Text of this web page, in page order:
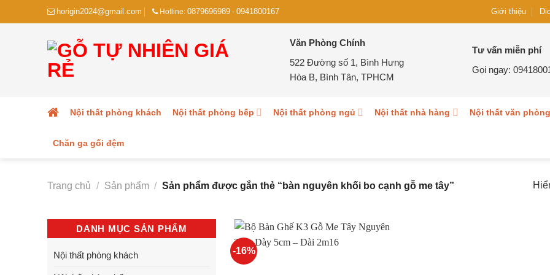
to
horigin2024@gmail.com Hotline: 0879696989- 0941800167 Giới thiệu
Văn Phòng Chính
522 Đường số 1, Bình Hưng
Hòa B, Bình Tân, TPHCM
Tư vấn miễn phí
Gọi ngay:
Nội thất phòng khách Nội thất phòng bếp Nội thất phòng ngủ Nội thất nhà hàng Nội thất văn phòng
Chăn ga gối đệm
Trang chủ / Sản phẩm / Sản phẩm được gắn thẻ “bàn nguyên khối bo cạnh gỗ me tây”
DANH MỤC SẢN PHẨM
Nội thất phòng khách -16%